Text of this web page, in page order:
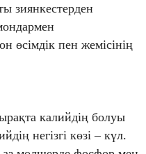
зиянкестерден
өсімдік пен жемісінің
калийдің болуы
негізгі көзі – күл.